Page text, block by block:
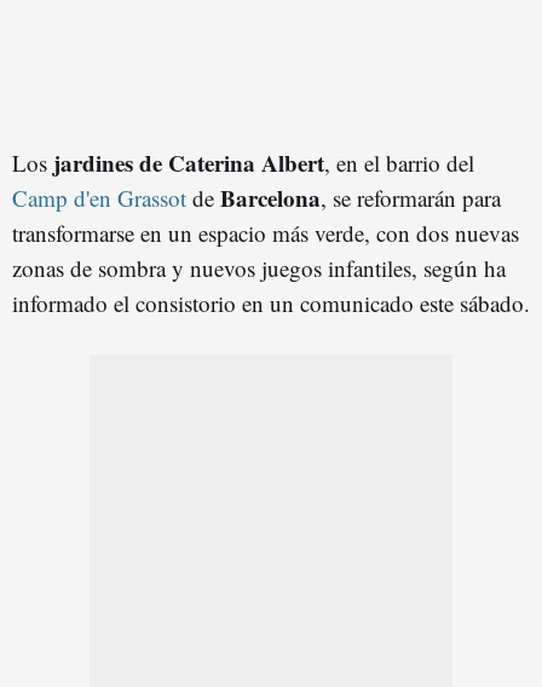
Los jardines de Caterina Albert, en el barrio del
Camp d'en Grassot de Barcelona, se reformarán para
transformarse en un espacio más verde, con dos nuevas
zonas de sombra y nuevos juegos infantiles, según ha
informado el consistorio en un comunicado este sábado.